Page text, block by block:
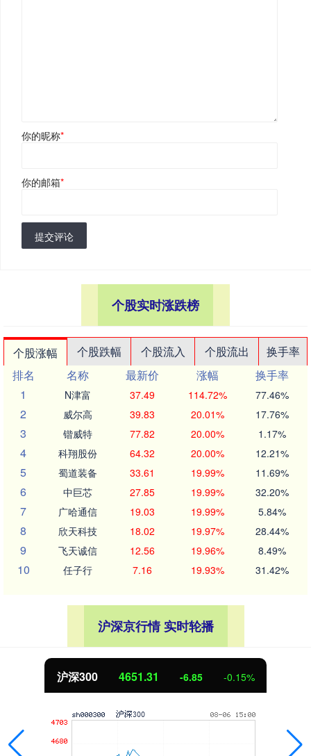
你的昵称*
你的邮箱*
提交评论
个股实时涨跌榜
个股涨幅 个股跌幅 个股流入 个股流出
换手率
排名
名称 最新价 涨幅
换手率
1
N津富 37.49 114.72% 77.46%
2 威尔高 39.83 20.01% 17.76%
3 锴威特 77.82 20.00% 1.17%
4 科翔股份 64.32 20.00% 12.21%
5 蜀道装备 33.61 19.99% 11.69%
6 中巨芯 27.85 19.99% 32.20%
7 广哈通信 19.03 19.99% 5.84%
8 欣天科技 18.02 19.97% 28.44%
9 飞天诚信 12.56 19.96% 8.49%
10 任子行 7.16 19.93% 31.42%
沪深京行情 实时轮播
沪深300 4651.31 -6.85 -0.15%